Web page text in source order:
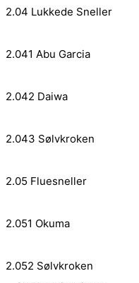
2.04 Lukkede Sneller
2.041 Abu Garcia
2.042 Daiwa
2.043 Sølvkroken
2.05 Fluesneller
2.051 Okuma
2.052 Sølvkroken